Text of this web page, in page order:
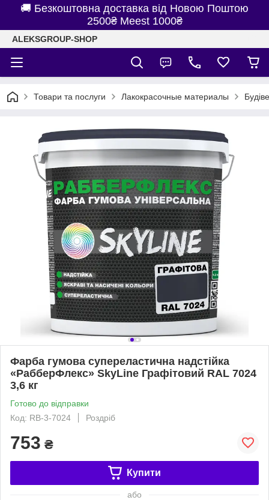
🚚 Безкоштовна доставка від Новою Поштою
2500₴ Meest 1000₴
ALEKSGROUP-SHOP
Товари та послуги Лакокрасочные материалы
Фарба гумова супереластична надстійка
«РабберФлекс» SkyLine Графітовий RAL 7024
3,6 кг
Готово до відправки
Код: RB-3-7024
Роздріб
753 ₴
Купити
або